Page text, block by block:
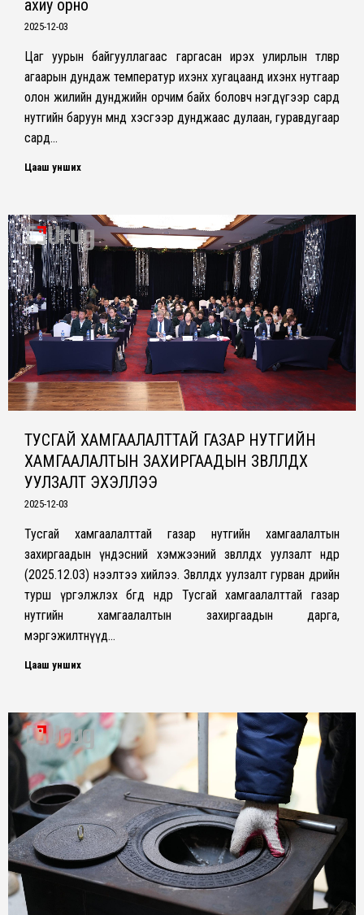
ахиу орно
2025-12-03
Цаг уурын байгууллагаас гаргасан ирэх улирлын төлөвөөр
агаарын дундаж температур ихэнх хугацаанд ихэнх нутгаар
олон жилийн дунджийн орчим байх боловч нэгдүгээр сард
нутгийн баруун өмнөд хэсгээр дунджаас дулаан, гуравдугаар
сард…
Цааш унших
ТУСГАЙ ХАМГААЛАЛТТАЙ ГАЗАР НУТГИЙН
ХАМГААЛАЛТЫН ЗАХИРГААДЫН ЗӨВЛӨЛДӨХ
УУЛЗАЛТ ЭХЭЛЛЭЭ
2025-12-03
Тусгай хамгаалалттай газар нутгийн хамгаалалтын
захиргаадын үндэсний хэмжээний зөвлөлдөх уулзалт өнөөдөр
(2025.12.03) нээлтээ хийлээ. Зөвлөлдөх уулзалт гурван өдрийн
турш үргэлжлэх бөгөөд өнөөдөр Тусгай хамгаалалттай газар
нутгийн хамгаалалтын захиргаадын дарга,
мэргэжилтнүүд…
Цааш унших